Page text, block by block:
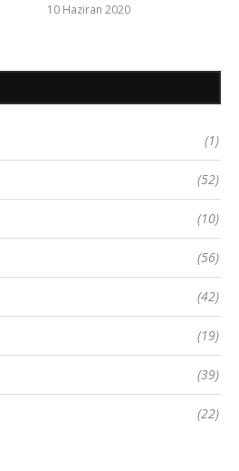
10 Haziran 2020
(1)
(52)
(10)
(56)
(42)
(19)
(39)
(22)